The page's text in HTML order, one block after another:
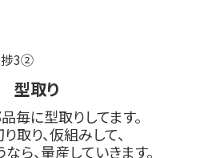
型取り
毎に型取りしてます。
取り、仮組みして、
なら、量産していきます。